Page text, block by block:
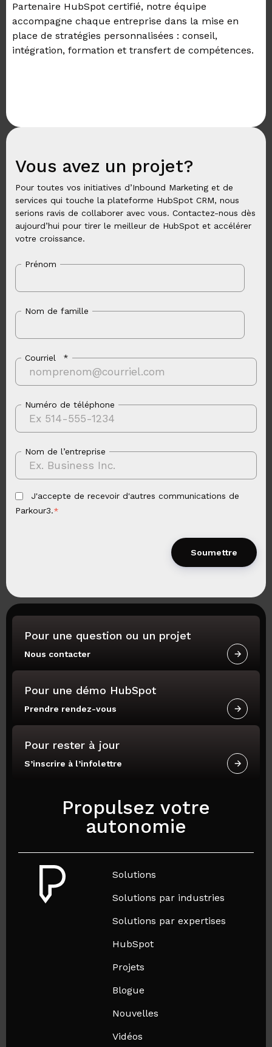
Partenaire HubSpot certifié, notre équipe
accompagne chaque entreprise dans la mise en
place de stratégies personnalisées : conseil,
intégration, formation et transfert de compétences.
Vous avez un projet?
Pour toutes vos initiatives d’Inbound Marketing et de
services qui touche la plateforme HubSpot CRM, nous
serions ravis de collaborer avec vous. Contactez-nous dès
aujourd’hui pour tirer le meilleur de HubSpot et accélérer
votre croissance.
Prénom
Nom de famille
Courriel *
Numéro de téléphone
Nom de l’entreprise
J'accepte de recevoir d'autres communications de
Parkour3.*
Pour une question ou un projet
Nous contacter
Pour une démo HubSpot
Prendre rendez-vous
Pour rester à jour
S’inscrire à l’infolettre
Propulsez votre
autonomie
Solutions
Solutions par industries
Solutions par expertises
HubSpot
Projets
Blogue
Nouvelles
Vidéos